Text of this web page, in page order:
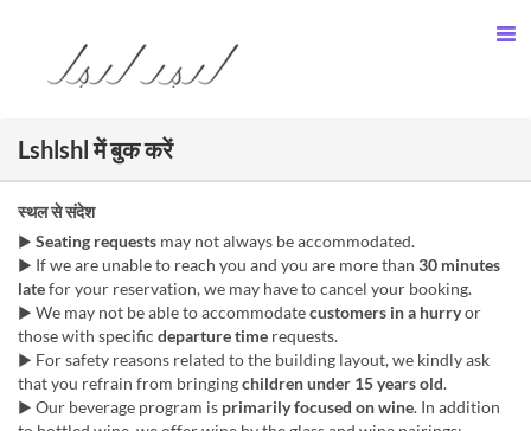
Lshlshl में बुक करें
स्थल से संदेश
▶︎ Seating requests may not always be accommodated.
▶︎ If we are unable to reach you and you are more than 30 minutes
latefor your reservation, we may have to cancel your booking.
▶︎ We may not be able to accommodatecustomers in a hurryor
those with specific departure time requests.
▶︎ For safety reasons related to the building layout, we kindly ask
that you refrain from bringingchildren under 15 years old.
▶︎ Our beverage program is primarily focused on wine. In addition